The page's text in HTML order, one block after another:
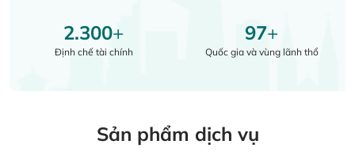
2.300+
Định chế tài chính
97+
Quốc gia và vùng lãnh thổ
Sản phẩm dịch vụ